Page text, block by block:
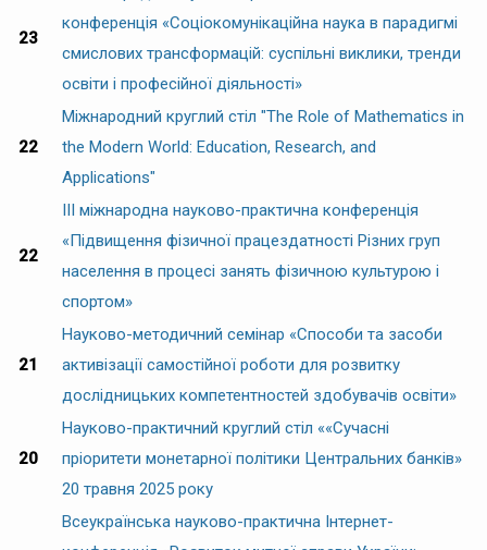
23
конференція «Соціокомунікаційна наука в парадигмі
смислових трансформацій: суспільні виклики, тренди
освіти і професійної діяльності»
22
Міжнародний круглий стіл "The Role of Mathematics in
the Modern World: Education, Research, and
Applications"
22
ІІІ міжнародна науково-практична конференція
«Підвищення фізичної працездатності Різних груп
населення в процесі занять фізичною культурою і
спортом»
21
Науково-методичний семінар «Способи та засоби
активізації самостійної роботи для розвитку
дослідницьких компетентностей здобувачів освіти»
20
Науково-практичний круглий стіл ««Сучасні
пріоритети монетарної політики Центральних банків»
20 травня 2025 року
Всеукраїнська науково-практична Інтернет-